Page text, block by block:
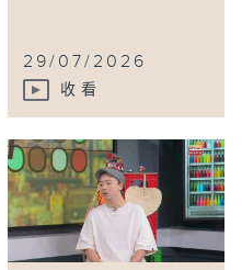
29/07/2026
收看